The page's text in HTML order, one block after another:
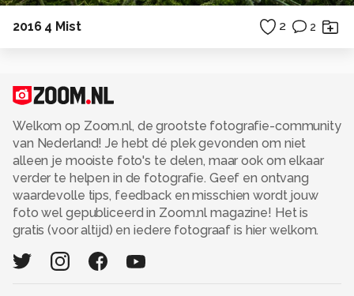
2016 4 Mist 2 2
Welkom op Zoom.nl, de grootste fotografie-community
van Nederland! Je hebt dé plek gevonden om niet
alleen je mooiste foto's te delen, maar ook om elkaar
verder te helpen in de fotografie. Geef en ontvang
waardevolle tips, feedback en misschien wordt jouw
foto wel gepubliceerd in Zoom.nl magazine! Het is
gratis (voor altijd) en iedere fotograaf is hier welkom.